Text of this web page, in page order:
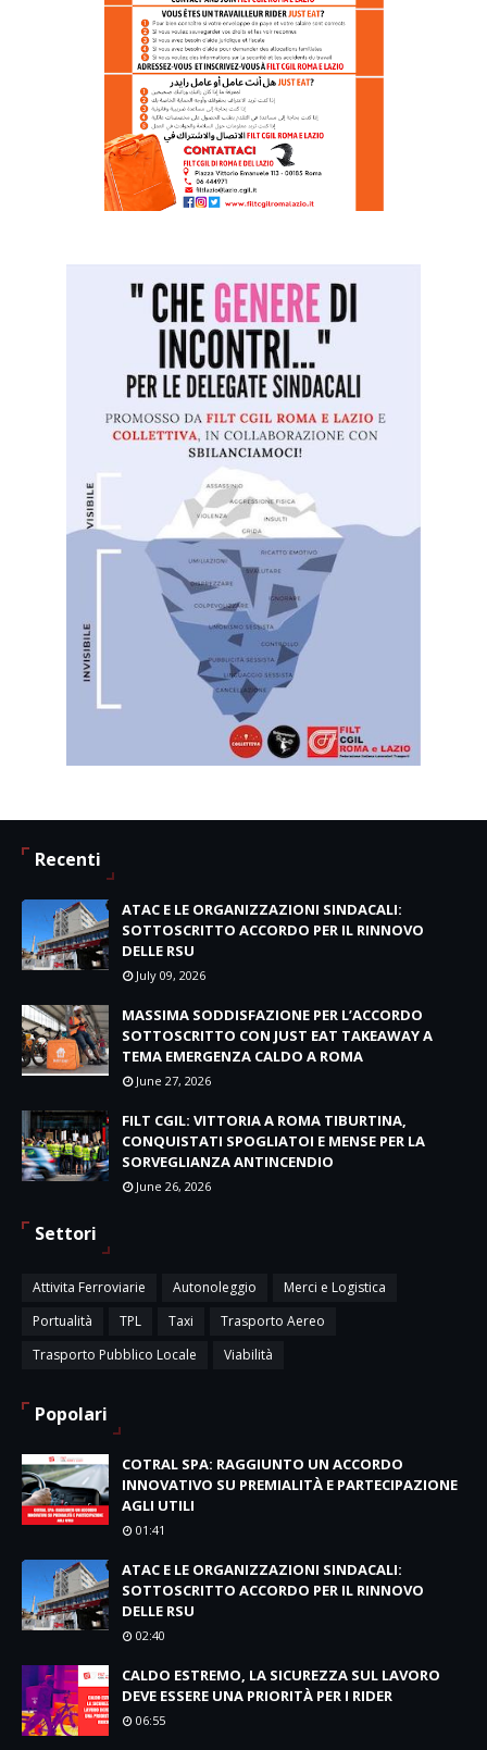
Recenti
ATAC E LE ORGANIZZAZIONI SINDACALI:
SOTTOSCRITTO ACCORDO PER IL RINNOVO
DELLE RSU
July 09, 2026
MASSIMA SODDISFAZIONE PER L’ACCORDO
SOTTOSCRITTO CON JUST EAT TAKEAWAY A
TEMA EMERGENZA CALDO A ROMA
June 27, 2026
FILT CGIL: VITTORIA A ROMA TIBURTINA,
CONQUISTATI SPOGLIATOI E MENSE PER LA
SORVEGLIANZA ANTINCENDIO
June 26, 2026
Settori
Attivita Ferroviarie Autonoleggio
Merci e Logistica
Portualità
TPL Taxi
Trasporto Aereo
Trasporto Pubblico Locale
Viabilità
Popolari
COTRAL SPA: RAGGIUNTO UN ACCORDO
INNOVATIVO SU PREMIALITÀ E PARTECIPAZIONE
AGLI UTILI
01:41
ATAC E LE ORGANIZZAZIONI SINDACALI:
SOTTOSCRITTO ACCORDO PER IL RINNOVO
DELLE RSU
02:40
CALDO ESTREMO, LA SICUREZZA SUL LAVORO
DEVE ESSERE UNA PRIORITÀ PER I RIDER
06:55